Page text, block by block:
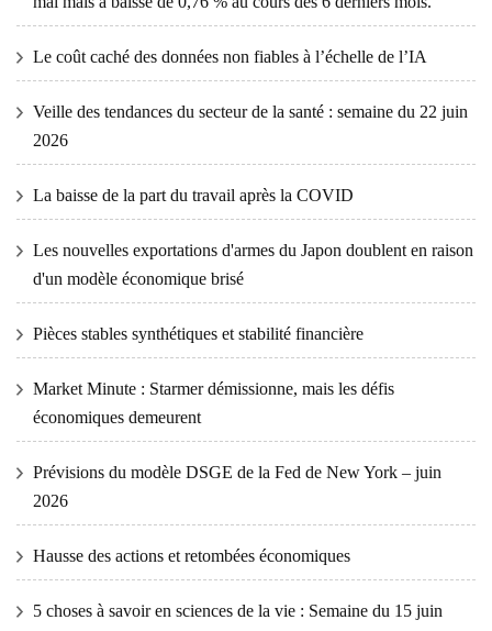
Le coût caché des données non fiables à l’échelle de l’IA
Veille des tendances du secteur de la santé : semaine du 22 juin
2026
La baisse de la part du travail après la COVID
Les nouvelles exportations d'armes du Japon doublent en raison
d'un modèle économique brisé
Pièces stables synthétiques et stabilité financière
Market Minute : Starmer démissionne, mais les défis
économiques demeurent
Prévisions du modèle DSGE de la Fed de New York – juin
2026
Hausse des actions et retombées économiques
5 choses à savoir en sciences de la vie : Semaine du 15 juin